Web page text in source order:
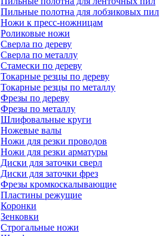
Пильные полотна для лобзиковых пил
Ножи к пресс-ножницам
Роликовые ножи
Сверла по дереву
Сверла по металлу
Стамески по дереву
Токарные резцы по дереву
Токарные резцы по металлу
Фрезы по дереву
Фрезы по металлу
Шлифовальные круги
Ножевые валы
Ножи для резки проводов
Ножи для резки арматуры
Диски для заточки сверл
Диски для заточки фрез
Фрезы кромкоскалывающие
Пластины режущие
Коронки
Зенковки
Строгальные ножи